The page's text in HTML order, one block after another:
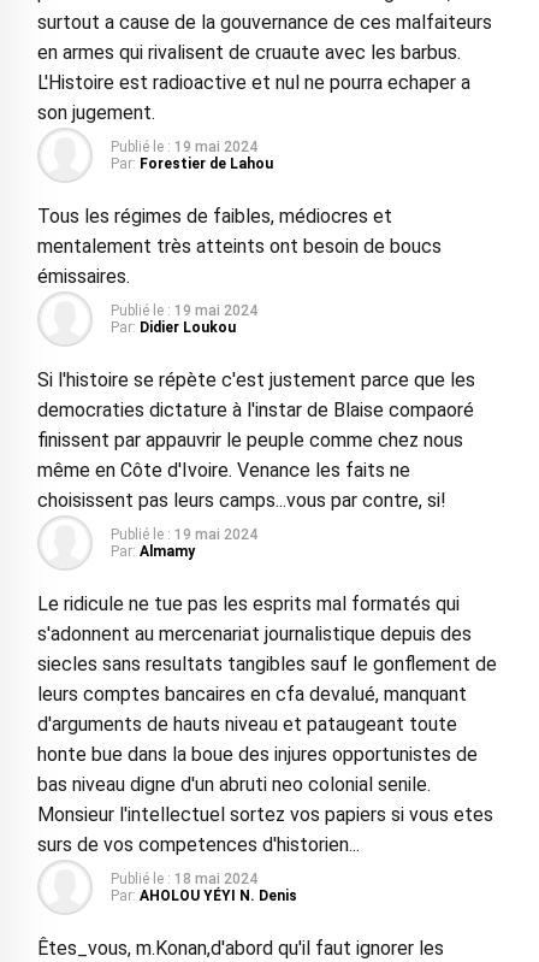
surtout a cause de la gouvernance de ces malfaiteurs
en armes qui rivalisent de cruaute avec les barbus.
L'Histoire est radioactive et nul ne pourra echaper a
son jugement.
Publié le : 19 mai 2024
Par: Forestier de Lahou
Tous les régimes de faibles, médiocres et
mentalement très atteints ont besoin de boucs
émissaires.
Publié le : 19 mai 2024
Par: Didier Loukou
Si l'histoire se répète c'est justement parce que les
democraties dictature à l'instar de Blaise compaoré
finissent par appauvrir le peuple comme chez nous
même en Côte d'Ivoire. Venance les faits ne
choisissent pas leurs camps...vous par contre, si!
Publié le : 19 mai 2024
Par: Almamy
Le ridicule ne tue pas les esprits mal formatés qui
s'adonnent au mercenariat journalistique depuis des
siecles sans resultats tangibles sauf le gonflement de
leurs comptes bancaires en cfa devalué, manquant
d'arguments de hauts niveau et pataugeant toute
honte bue dans la boue des injures opportunistes de
bas niveau digne d'un abruti neo colonial senile.
Monsieur l'intellectuel sortez vos papiers si vous etes
surs de vos competences d'historien...
Publié le : 18 mai 2024
Par: AHOLOU YÉYI N. Denis
Êtes_vous, m.Konan,d'abord qu'il faut ignorer les